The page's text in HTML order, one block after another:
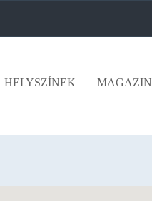
HELYSZÍNEK MAGAZIN